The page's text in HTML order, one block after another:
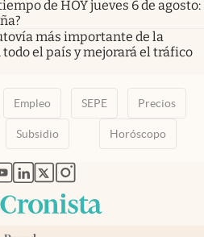
de HOY jueves 6 de agosto:
más importante de la
el país y mejorará el tráfico
Empleo SEPE Precios
Subsidio Horóscopo
en nueva pestaña
abre en nueva pestaña
abre en nueva pestaña
abre en nueva pestaña
abre en nueva pestaña